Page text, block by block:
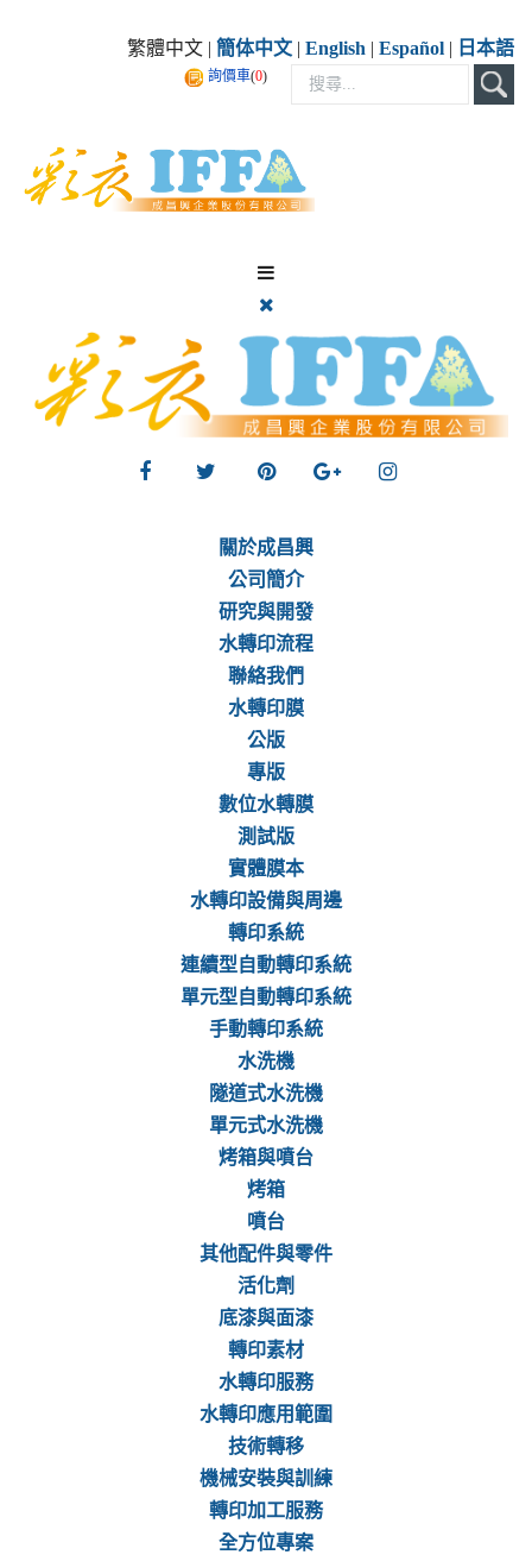
繁體中文 | 簡体中文 | English | Español | 日本語
詢價車(0)
關於成昌興
公司簡介
研究與開發
水轉印流程
聯絡我們
水轉印膜
公版
專版
數位水轉膜
測試版
實體膜本
水轉印設備與周邊
轉印系統
連續型自動轉印系統
單元型自動轉印系統
手動轉印系統
水洗機
隧道式水洗機
單元式水洗機
烤箱與噴台
烤箱
噴台
其他配件與零件
活化劑
底漆與面漆
轉印素材
水轉印服務
水轉印應用範圍
技術轉移
機械安裝與訓練
轉印加工服務
全方位專案